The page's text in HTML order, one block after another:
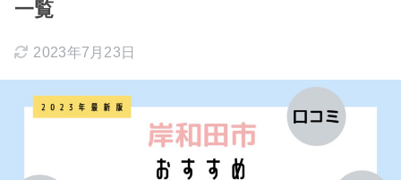
一覧
2023年7月23日